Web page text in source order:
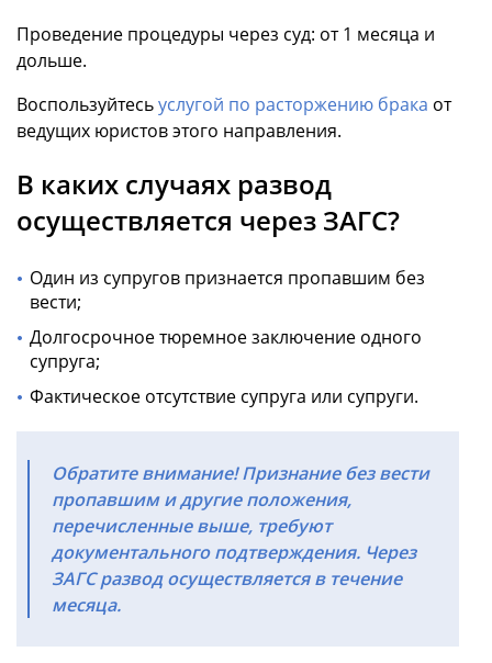
Проведение процедуры через суд: от 1 месяца и
дольше.
Воспользуйтесьуслугой по расторжению брака от
ведущих юристов этого направления.
В каких случаях развод
осуществляется через ЗАГС?
Один из супругов признается пропавшим без
вести;
Долгосрочное тюремное заключение одного
супруга;
Фактическое отсутствие супруга или супруги.
Обратите внимание! Признание без вести
пропавшим и другие положения,
перечисленные выше, требуют
документального подтверждения. Через
ЗАГС развод осуществляется в течение
месяца.